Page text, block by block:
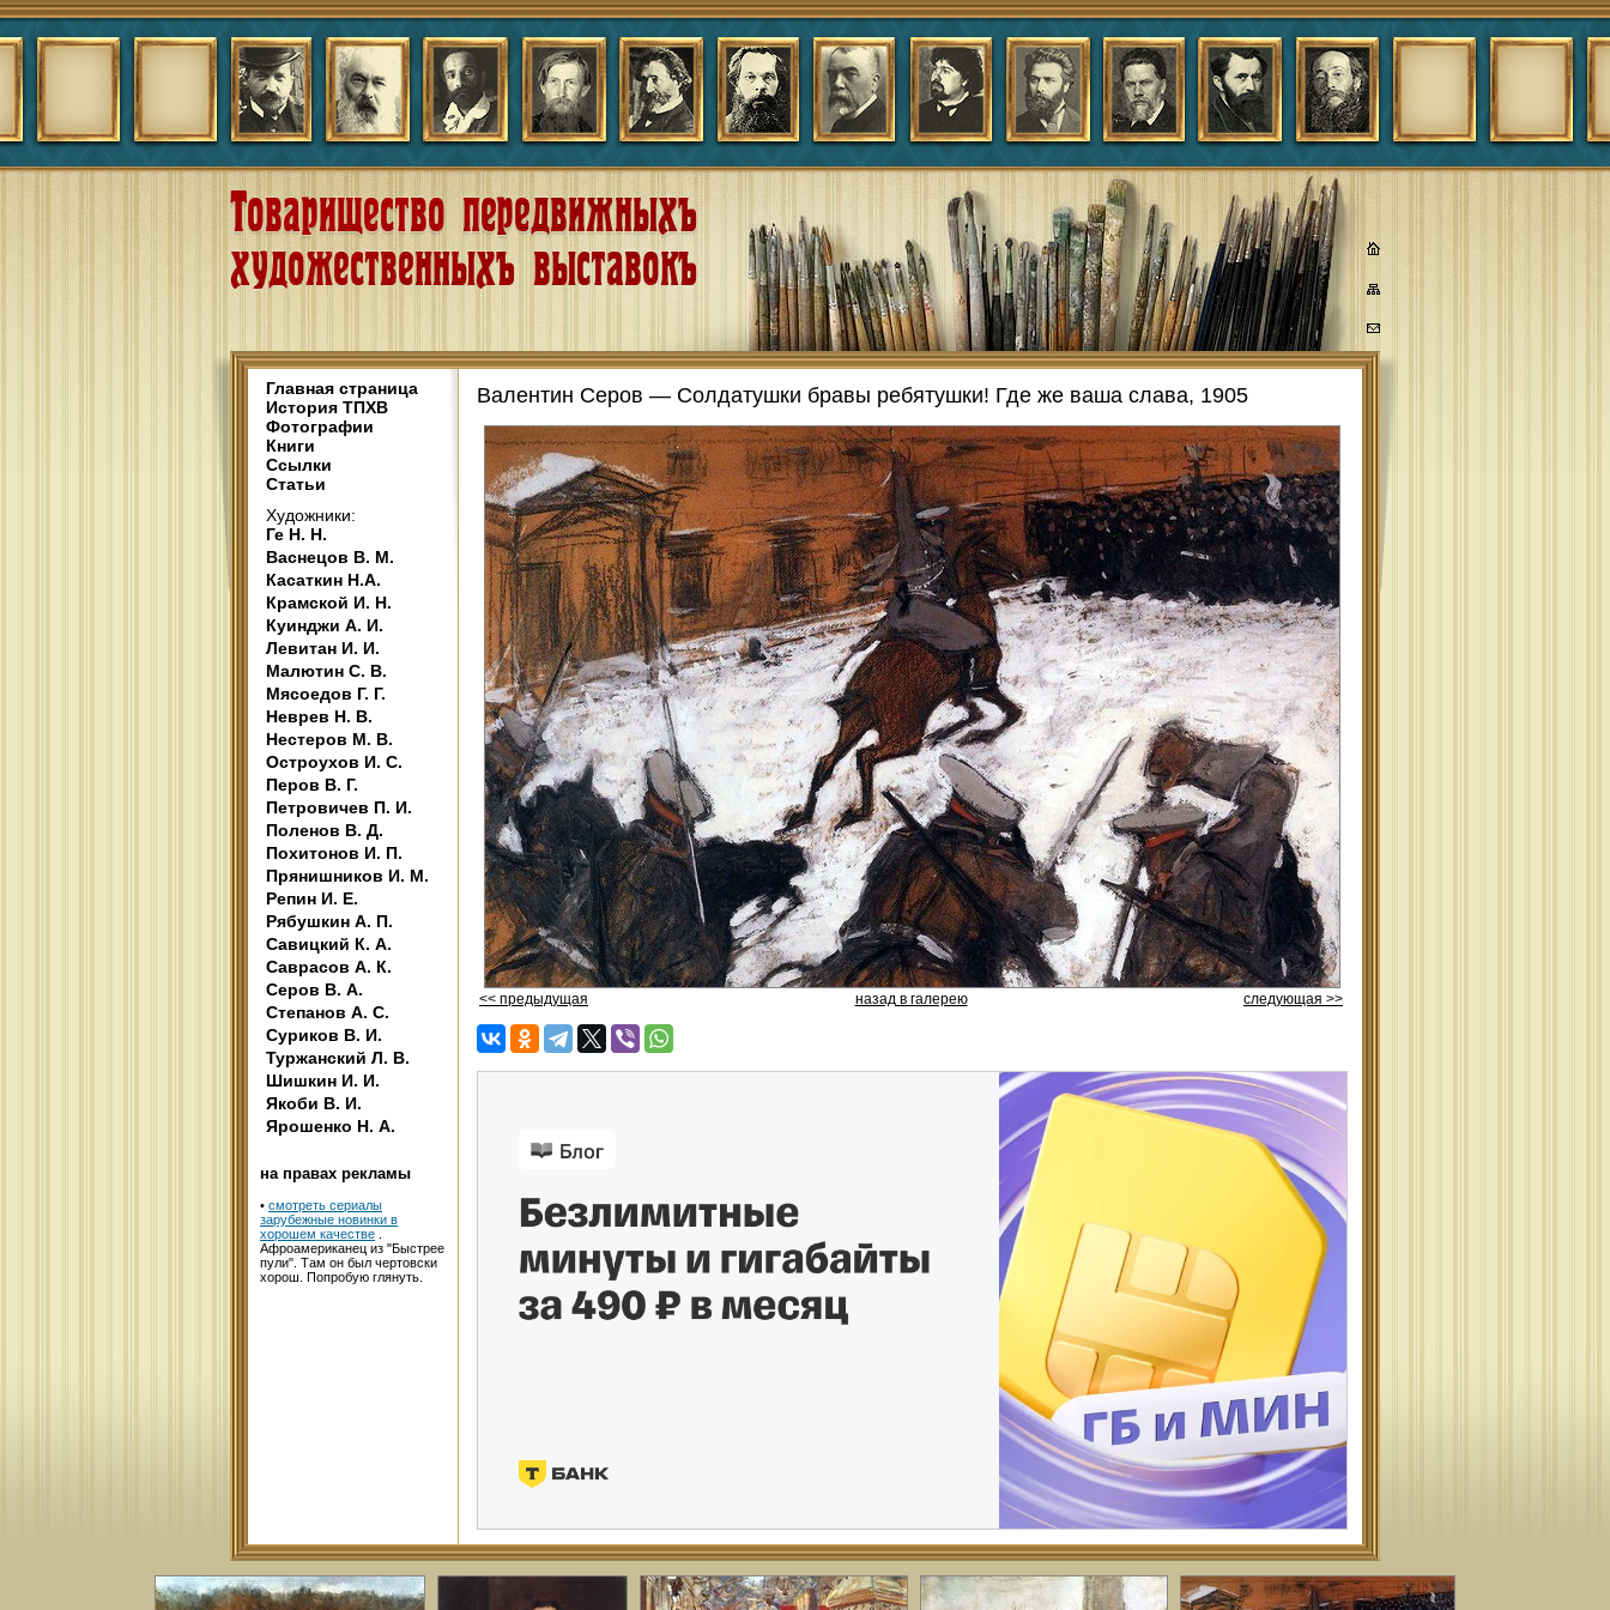
Главная страница
История ТПХВ
Фотографии
Книги
Ссылки
Статьи
Художники:
Ге Н. Н.
Васнецов В. М.
Касаткин Н.А.
Крамской И. Н.
Куинджи А. И.
Левитан И. И.
Малютин С. В.
Мясоедов Г. Г.
Неврев Н. В.
Нестеров М. В.
Остроухов И. С.
Перов В. Г.
Петровичев П. И.
Поленов В. Д.
Похитонов И. П.
Прянишников И. М.
Репин И. Е.
Рябушкин А. П.
Савицкий К. А.
Саврасов А. К.
Серов В. А.
Степанов А. С.
Суриков В. И.
Туржанский Л. В.
Шишкин И. И.
Якоби В. И.
Ярошенко Н. А.
на правах рекламы
• смотреть сериалы
зарубежные новинки в
хорошем качестве
Афроамериканец из "Быстрее
пули". Там он был чертовски
хорош. Попробую глянуть.
Валентин Серов — Солдатушки бравы ребятушки! Где же ваша слава, 1905
<< предыдущая назад в галерею следующая >>